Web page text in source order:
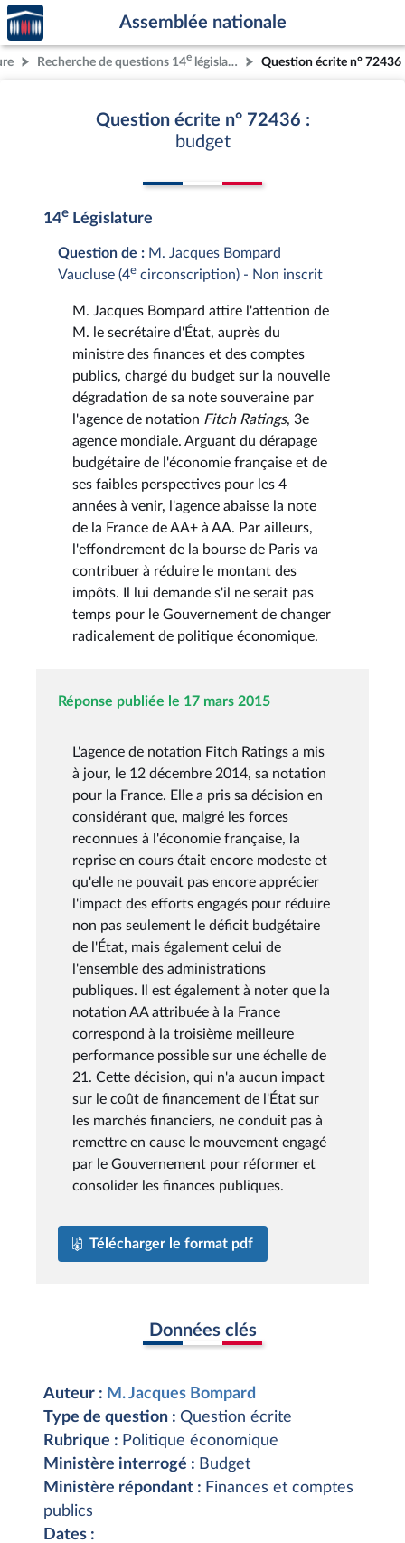
Aller au contenu
Aller en bas de la page
Accèder
à la
page
d'accueil
Assemblée nationale
Recherche de questions 14e législature Question écrite n° 72436
Question écrite n° 72436 :
budget
14e Législature
Question de : M. Jacques Bompard
Vaucluse (4e circonscription) - Non inscrit
M. Jacques Bompard attire l'attention de
M. le secrétaire d'État, auprès du
ministre des finances et des comptes
publics, chargé du budget sur la nouvelle
dégradation de sa note souveraine par
l'agence de notation Fitch Ratings, 3e
agence mondiale. Arguant du dérapage
budgétaire de l'économie française et de
ses faibles perspectives pour les 4
années à venir, l'agence abaisse la note
de la France de AA+ à AA. Par ailleurs,
l'effondrement de la bourse de Paris va
contribuer à réduire le montant des
impôts. Il lui demande s'il ne serait pas
temps pour le Gouvernement de changer
radicalement de politique économique.
Réponse publiée le 17 mars 2015
L'agence de notation Fitch Ratings a mis
à jour, le 12 décembre 2014, sa notation
pour la France. Elle a pris sa décision en
considérant que, malgré les forces
reconnues à l'économie française, la
reprise en cours était encore modeste et
qu'elle ne pouvait pas encore apprécier
l'impact des efforts engagés pour réduire
non pas seulement le déficit budgétaire
de l'État, mais également celui de
l'ensemble des administrations
publiques. Il est également à noter que la
notation AA attribuée à la France
correspond à la troisième meilleure
performance possible sur une échelle de
21. Cette décision, qui n'a aucun impact
sur le coût de financement de l'État sur
les marchés financiers, ne conduit pas à
remettre en cause le mouvement engagé
par le Gouvernement pour réformer et
consolider les finances publiques.
Télécharger le format pdf
Données clés
Auteur : M. Jacques Bompard
Type de question : Question écrite
Rubrique : Politique économique
Ministère interrogé : Budget
Ministère répondant : Finances et comptes
publics
Dates :